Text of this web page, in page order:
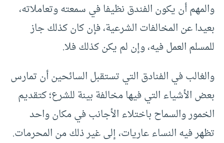
والمهم أن يكون الفندق نظيفا في سمعته وتعاملاته،
بعيدا عن المخالفات الشرعية، فإن كان ‏كذلك جاز
للمسلم العمل فيه، وإن لم يكن كذلك فلا.
والغالب في الفنادق التي تستقبل السائحين أن تمارس
بعض الأشياء التي فيها مخالفة بينة للشرع؛ كتقديم
الخمور والسماح باختلاء الأجانب في مكان واحد
تظهر فيه النساء عاريات، إلى غير ذلك من المحرمات.